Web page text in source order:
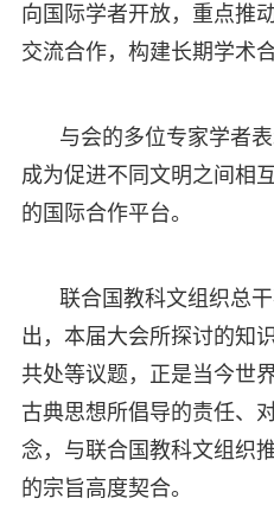
向国际学者开放，重点推
交流合作，构建长期学术
与会的多位专家学者
成为促进不同文明之间相
的国际合作平台。
联合国教科文组织总
出，本届大会所探讨的知
共处等议题，正是当今世
古典思想所倡导的责任、
念，与联合国教科文组织
的宗旨高度契合。